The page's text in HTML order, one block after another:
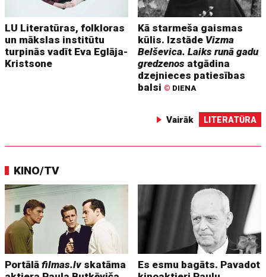
LU Literatūras, folkloras
un mākslas institūtu
turpinās vadīt Eva Eglāja-
Kristsone
Kā starmeša gaismas
kūlis. Izstāde Vizma
Belševica. Laiks runā gadu
gredzenos atgādina
dzejnieces patiesības
balsi © DIENA
Vairāk LITERATŪRA
KINO/TV
Portālāfilmas.lv skatāma
Es esmu bagāts. Pavadot